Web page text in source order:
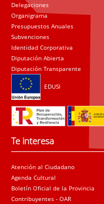
Delegaciones
Organigrama
Presupuestos Anuales
Subvenciones
Identidad Corporativa
Diputación Abierta
Diputación Transparente
EDUSI
Te interesa
Atención al Ciudadano
Agenda Cultural
Boletín Oficial de la Provincia
Contribuyentes - OAR